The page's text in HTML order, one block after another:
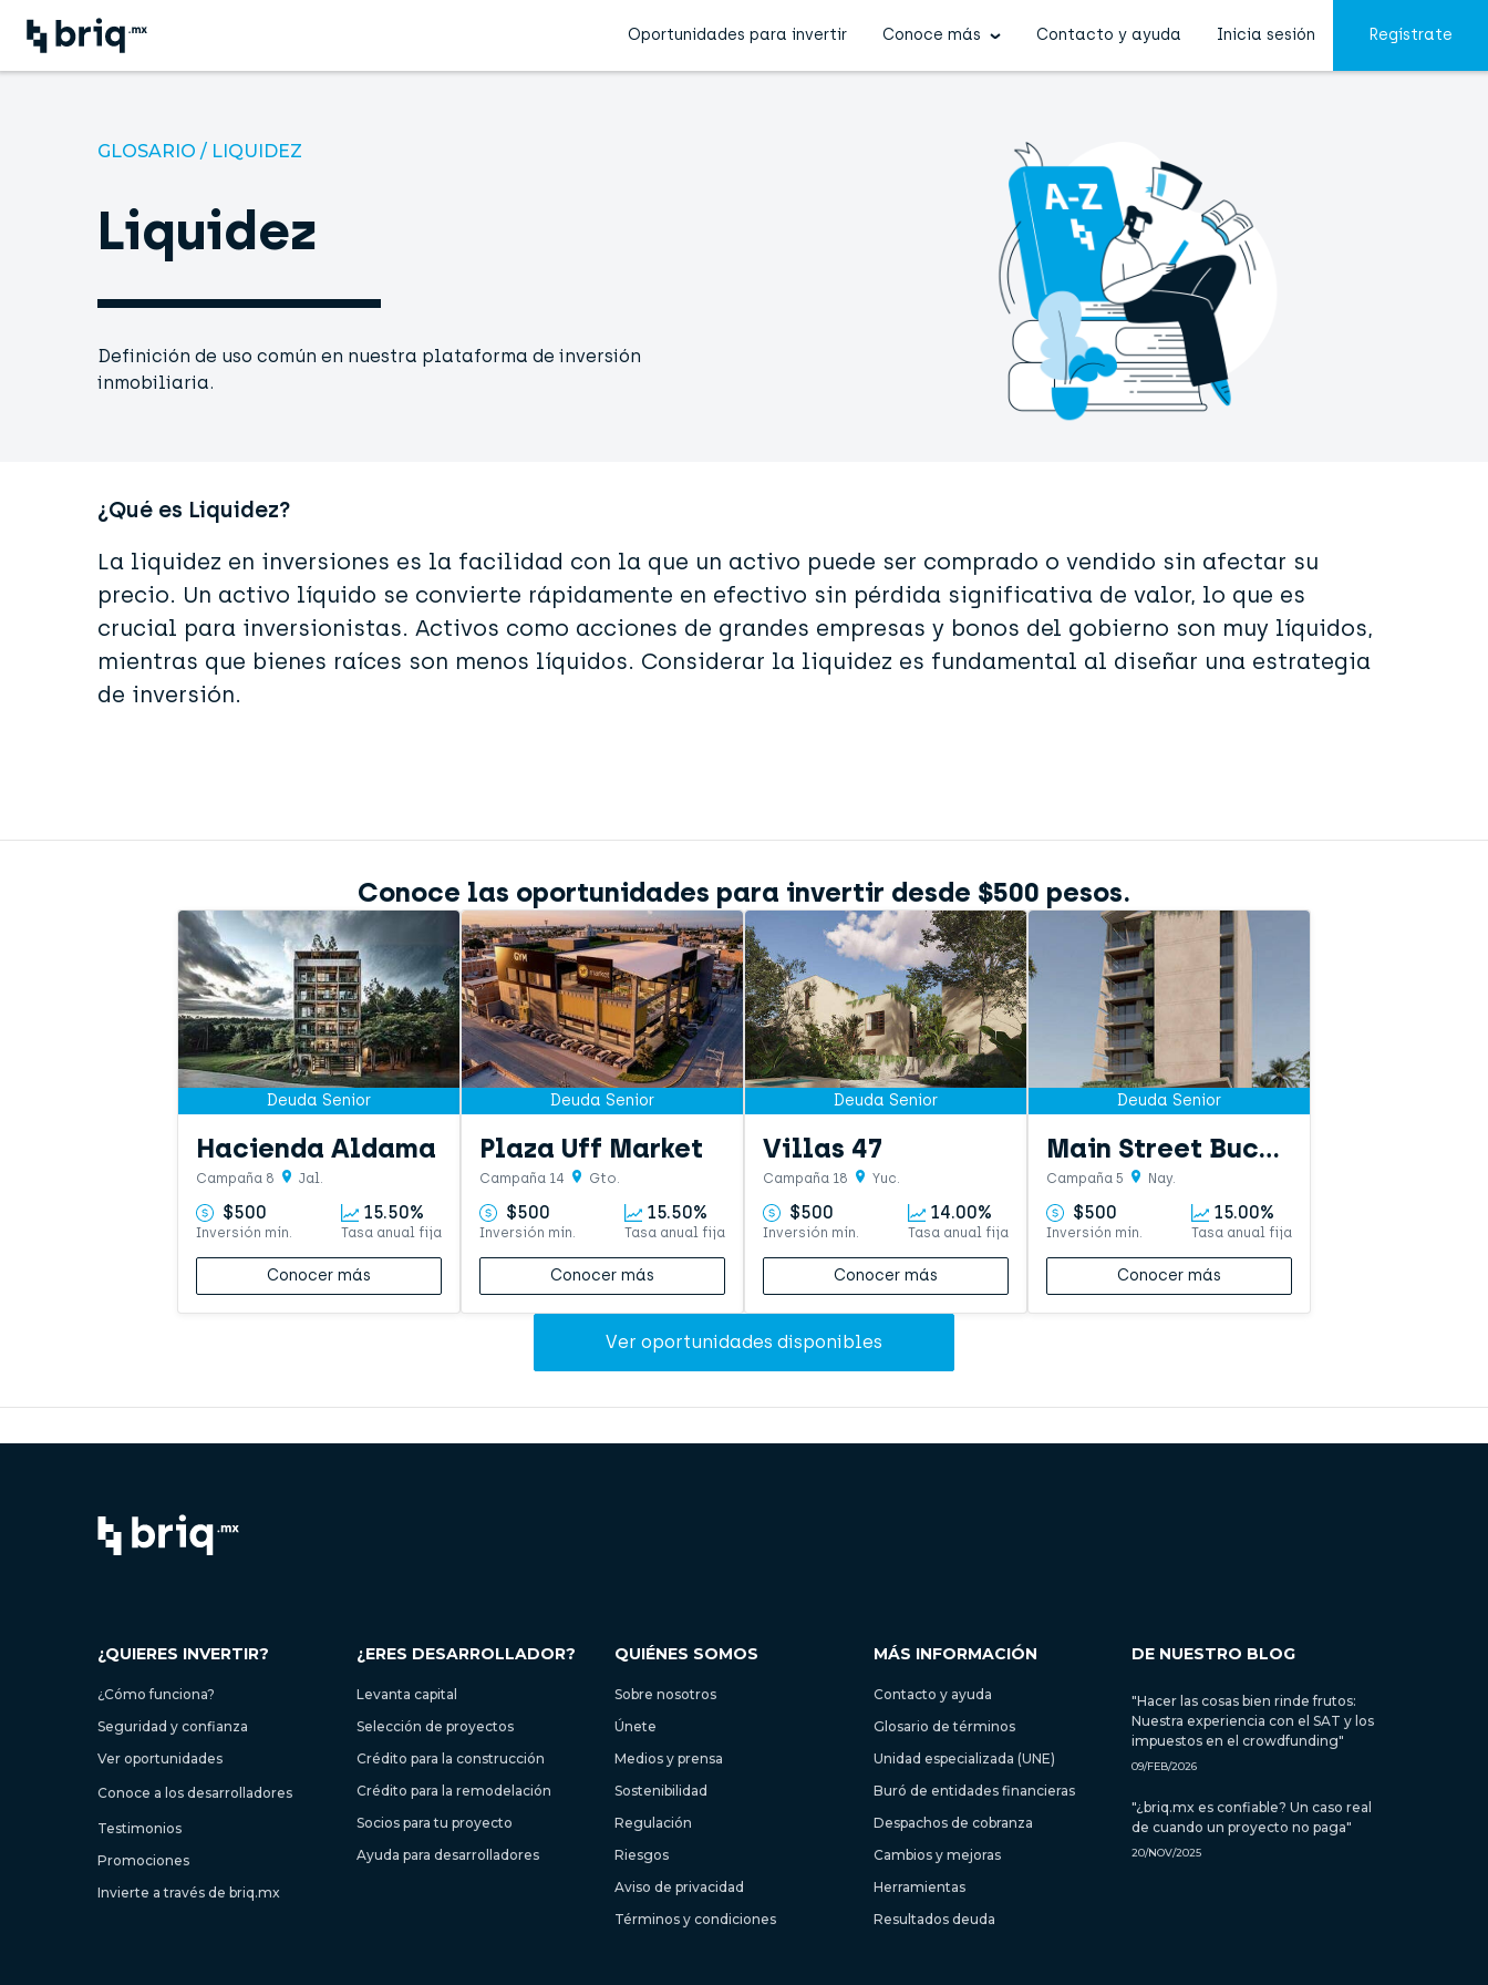
Oportunidades para invertir Conoce más Contacto y ayuda Inicia sesión Regístrate
GLOSARIO / LIQUIDEZ
Liquidez
Definición de uso común en nuestra plataforma de inversión
inmobiliaria.
¿Qué es Liquidez?
La liquidez en inversiones es la facilidad con la que un activo puede ser comprado o vendido sin afectar su
precio. Un activo líquido se convierte rápidamente en efectivo sin pérdida significativa de valor, lo que es
crucial para inversionistas. Activos como acciones de grandes empresas y bonos del gobierno son muy líquidos,
mientras que bienes raíces son menos líquidos. Considerar la liquidez es fundamental al diseñar una estrategia
de inversión.
Conoce las oportunidades para invertir desde $500 pesos.
Deuda Senior
Hacienda Aldama
Campaña 8 Jal.
$500
Inversión mín.
15.50%
Tasa anual fija
Conocer más
Deuda Senior
Plaza Uff Market
Campaña 14 Gto.
$500
Inversión mín.
15.50%
Tasa anual fija
Conocer más
Deuda Senior
Villas 47
Campaña 18 Yuc.
$500
Inversión mín.
14.00%
Tasa anual fija
Conocer más
Deuda Senior
Main Street Bucerías
Campaña 5 Nay.
$500
Inversión mín.
15.00%
Tasa anual fija
Conocer más
Ver oportunidades disponibles
¿QUIERES INVERTIR?
¿Cómo funciona?
Seguridad y confianza
Ver oportunidades
Conoce a los desarrolladores
Testimonios
Promociones
Invierte a través de briq.mx
¿ERES DESARROLLADOR?
Levanta capital
Selección de proyectos
Crédito para la construcción
Crédito para la remodelación
Socios para tu proyecto
Ayuda para desarrolladores
QUIÉNES SOMOS
Sobre nosotros
Únete
Medios y prensa
Sostenibilidad
Regulación
Riesgos
Aviso de privacidad
Términos y condiciones
MÁS INFORMACIÓN
Contacto y ayuda
Glosario de términos
Unidad especializada (UNE)
Buró de entidades financieras
Despachos de cobranza
Cambios y mejoras
Herramientas
Resultados deuda
DE NUESTRO BLOG
"Hacer las cosas bien rinde frutos:
Nuestra experiencia con el SAT y los
impuestos en el crowdfunding"
09/FEB/2026
"¿briq.mx es confiable? Un caso real
de cuando un proyecto no paga"
20/NOV/2025